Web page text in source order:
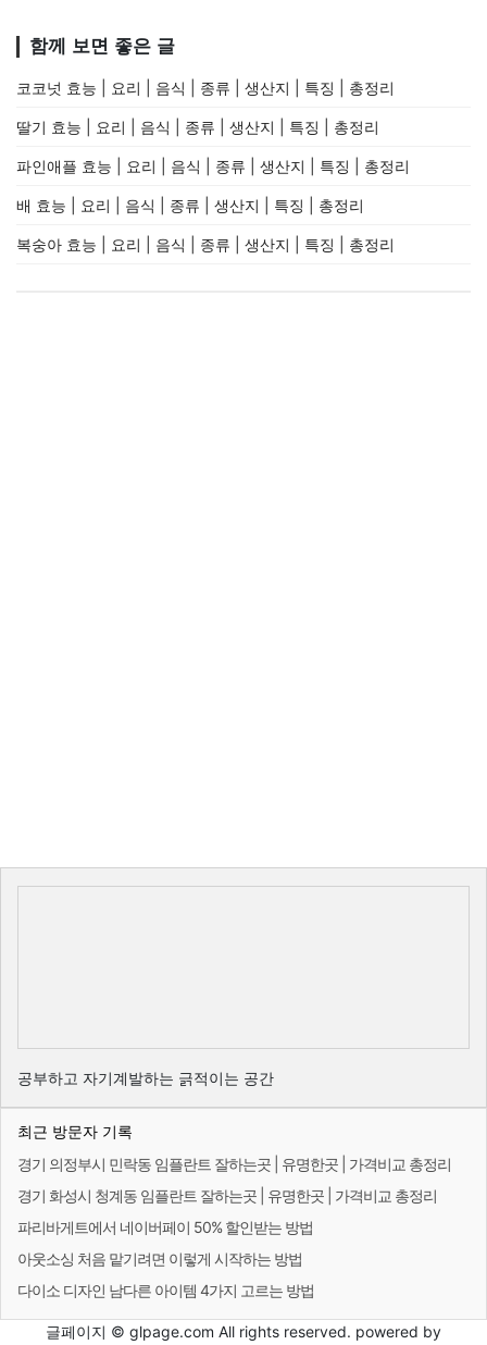
함께 보면 좋은 글
코코넛 효능 | 요리 | 음식 | 종류 | 생산지 | 특징 | 총정리
딸기 효능 | 요리 | 음식 | 종류 | 생산지 | 특징 | 총정리
파인애플 효능 | 요리 | 음식 | 종류 | 생산지 | 특징 | 총정리
배 효능 | 요리 | 음식 | 종류 | 생산지 | 특징 | 총정리
복숭아 효능 | 요리 | 음식 | 종류 | 생산지 | 특징 | 총정리
공부하고 자기계발하는 긁적이는 공간
최근 방문자 기록
경기 의정부시 민락동 임플란트 잘하는곳 | 유명한곳 | 가격비교 총정리
경기 화성시 청계동 임플란트 잘하는곳 | 유명한곳 | 가격비교 총정리
파리바게트에서 네이버페이 50% 할인받는 방법
아웃소싱 처음 맡기려면 이렇게 시작하는 방법
다이소 디자인 남다른 아이템 4가지 고르는 방법
글페이지 © glpage.com All rights reserved. powered by